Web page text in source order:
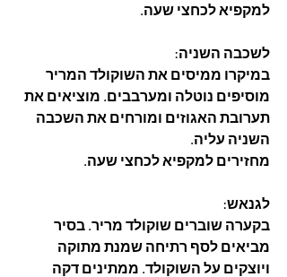
למקפיא לכחצי שעה.
לשכבה השניה:
במיקרו ממיסים את השוקולד המריר
מוסיפים נוטלה ומערבבים. מוציאים את
תערובת האגוזים ומורחים את השכבה
השניה עליה.
מחזירים למקפיא לכחצי שעה.
לגנאש:
בקערה שוברים שוקולד מריר. בסיר
מביאים לסף רתיחה שמנת מתוקה
ויוצקים על השוקולד. ממתינים דקה